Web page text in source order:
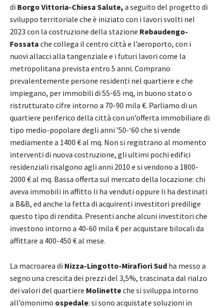
di Borgo Vittoria-Chiesa Salute, a seguito del progetto di
sviluppo territoriale che è iniziato con i lavori svolti nel
2023 con la costruzione della stazione Rebaudengo-
Fossata che collega il centro città e l’aeroporto, con i
nuovi allacci alla tangenziale e i futuri lavori come la
metropolitana prevista entro 5 anni. Comprano
prevalentemente persone residenti nel quartiere e che
impiegano, per immobili di 55-65 mq, in buono stato o
ristrutturato cifre intorno a 70-90 mila €. Parliamo di un
quartiere periferico della città con un’offerta immobiliare di
tipo medio-popolare degli anni ’50-‘60 che si vende
mediamente a 1400 € al mq. Non si registrano al momento
interventi di nuova costruzione, gli ultimi pochi edifici
residenziali risalgono agli anni 2010 e si vendono a 1800-
2000 € al mq. Bassa offerta sul mercato della locazione: chi
aveva immobili in affitto li ha venduti oppure li ha destinati
a B&B, ed anche la fetta di acquirenti investitori predilige
questo tipo di rendita. Presenti anche alcuni investitori che
investono intorno a 40-60 mila € per acquistare bilocali da
affittare a 400-450 € al mese.
La macroarea di Nizza-Lingotto-Mirafiori Sud ha messo a
segno una crescita dei prezzi del 3,5%, trascinata dal rialzo
dei valori del quartiere Molinetteche si sviluppa intorno
all’omonimo ospedale: si sono acquistate soluzioni in